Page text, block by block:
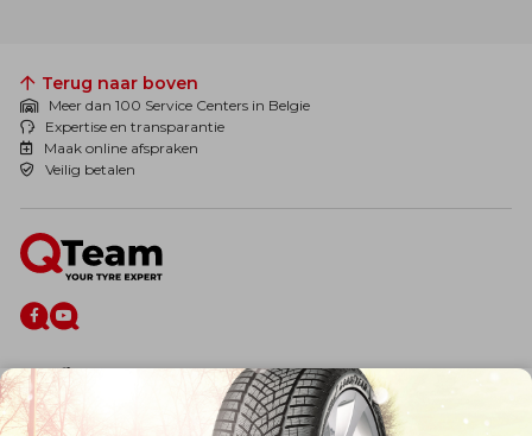
Terug naar boven
Meer dan 100 Service Centers in Belgie
Expertise en transparantie
Maak online afspraken
Veilig betalen
De firma
Wie zijn wij?
Blog